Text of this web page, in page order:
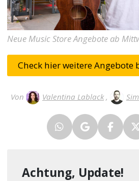
Neue Music Store Angebote ab
Check hier weitere Angebote
Von Valentina Lablack,
Achtung, Update!